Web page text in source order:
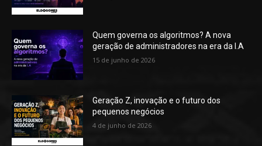
Quem governa os algoritmos? A nova
geração de administradores na era da I.A
15 de junho de 2026
Geração Z, inovação e o futuro dos
pequenos negócios
4 de junho de 2026